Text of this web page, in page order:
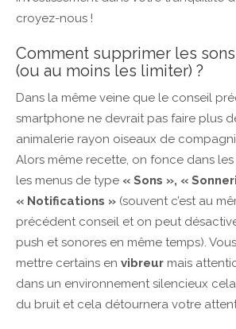
croyez-nous !
Comment supprimer les
(ou au moins les limiter) ?
Dans la même veine que le conseil
smartphone ne devrait pas faire plus
animalerie rayon oiseaux de
Alors même recette, on fonce dans
les menus de type « Sons », «
« Notifications » (souvent c’est au
précédent conseil et on peut
push et sonores en même temps).
mettre certains en vibreur mais
dans un environnement silencieux
du bruit et cela détournera votre